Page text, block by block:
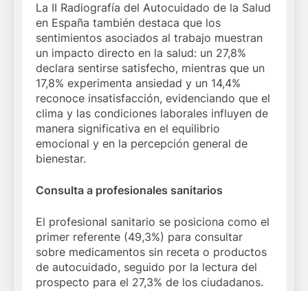
La II Radiografía del Autocuidado de la Salud
en España también destaca que los
sentimientos asociados al trabajo muestran
un impacto directo en la salud: un 27,8%
declara sentirse satisfecho, mientras que un
17,8% experimenta ansiedad y un 14,4%
reconoce insatisfacción, evidenciando que el
clima y las condiciones laborales influyen de
manera significativa en el equilibrio
emocional y en la percepción general de
bienestar.
Consulta a profesionales sanitarios
El profesional sanitario se posiciona como el
primer referente (49,3%) para consultar
sobre medicamentos sin receta o productos
de autocuidado, seguido por la lectura del
prospecto para el 27,3% de los ciudadanos.